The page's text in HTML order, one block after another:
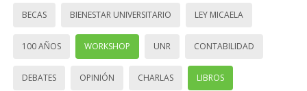
BECAS BIENESTAR UNIVERSITARIO LEY MICAELA
100 AÑOS WORKSHOP UNR CONTABILIDAD
DEBATES OPINIÓN CHARLAS LIBROS